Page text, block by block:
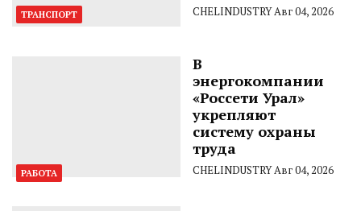
ТРАНСПОРТ CHELINDUSTRYАвг 04, 2026
РАБОТА
В
энергокомпании
«Россети Урал»
укрепляют
систему охраны
труда
CHELINDUSTRYАвг 04, 2026